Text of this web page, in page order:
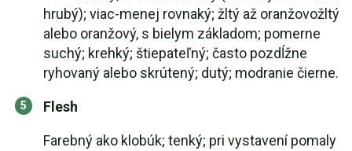
hrubý); viac-menej rovnaký; žltý až oranžovožltý
alebo oranžový, s bielym základom; pomerne
suchý; krehký; štiepateľný; často pozdĺžne
ryhovaný alebo skrútený; dutý; modranie čierne.
Flesh
Farebný ako klobúk; tenký; pri vystavení pomaly